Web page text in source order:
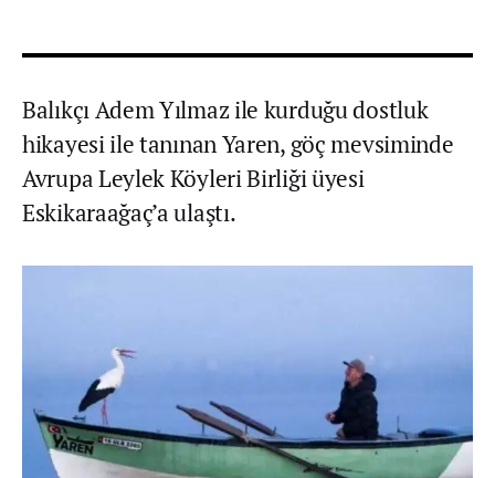
Balıkçı Adem Yılmaz ile kurduğu dostluk
hikayesi ile tanınan Yaren, göç mevsiminde
Avrupa Leylek Köyleri Birliği üyesi
Eskikaraağaç’a ulaştı.